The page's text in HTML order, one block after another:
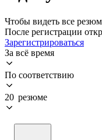
Чтобы видеть все
После регистрации
Зарегистрироваться
За всё время
По соответствию
20 резюме